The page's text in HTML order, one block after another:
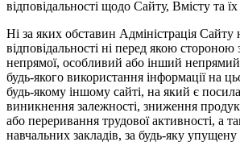
відповідальності щодо Сайту, Вмісту та
Ні за яких обставин Адміністрація Сайту
відповідальності ні перед якою стороною
непрямої, особливий або інший непрямий
будь-якого використання інформації на
будь-якому іншому сайті, на який є
виникнення залежності, зниження
або переривання трудової активності, а
навчальних закладів, за будь-яку